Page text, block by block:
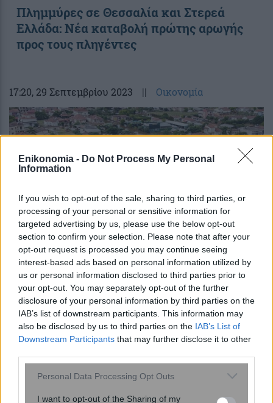
Enikonomia - Do Not Process My Personal
Information
If you wish to opt-out of the sale, sharing to third parties, or
processing of your personal or sensitive information for
targeted advertising by us, please use the below opt-out
section to confirm your selection. Please note that after your
opt-out request is processed you may continue seeing
interest-based ads based on personal information utilized by
us or personal information disclosed to third parties prior to
your opt-out. You may separately opt-out of the further
disclosure of your personal information by third parties on the
IAB’s list of downstream participants. This information may
also be disclosed by us to third parties on the IAB’s List of
Downstream Participants that may further disclose it to other
Please note that this website/app uses one or more Google
not limited to your visit or usage behaviour. You may click to
Personal Data Processing Opt Outs
I want to opt-out of the Sharing of my
Πλημμύρες σε Θεσσαλία και Στερεά
Ελλάδα: Νέα καταβολή πρώτης αρωγής
προς τους πληγέντες
17:20, 29 Σεπτεμβρίου 2023 || Οικονομία
Θεσσαλία: Σήμερα η δεύτερη καταβολή
της πρώτης αρωγής στους πληγέντες –
Τι είπε ο Τριαντόπουλος για τις
κτηνοτροφικές μονάδες